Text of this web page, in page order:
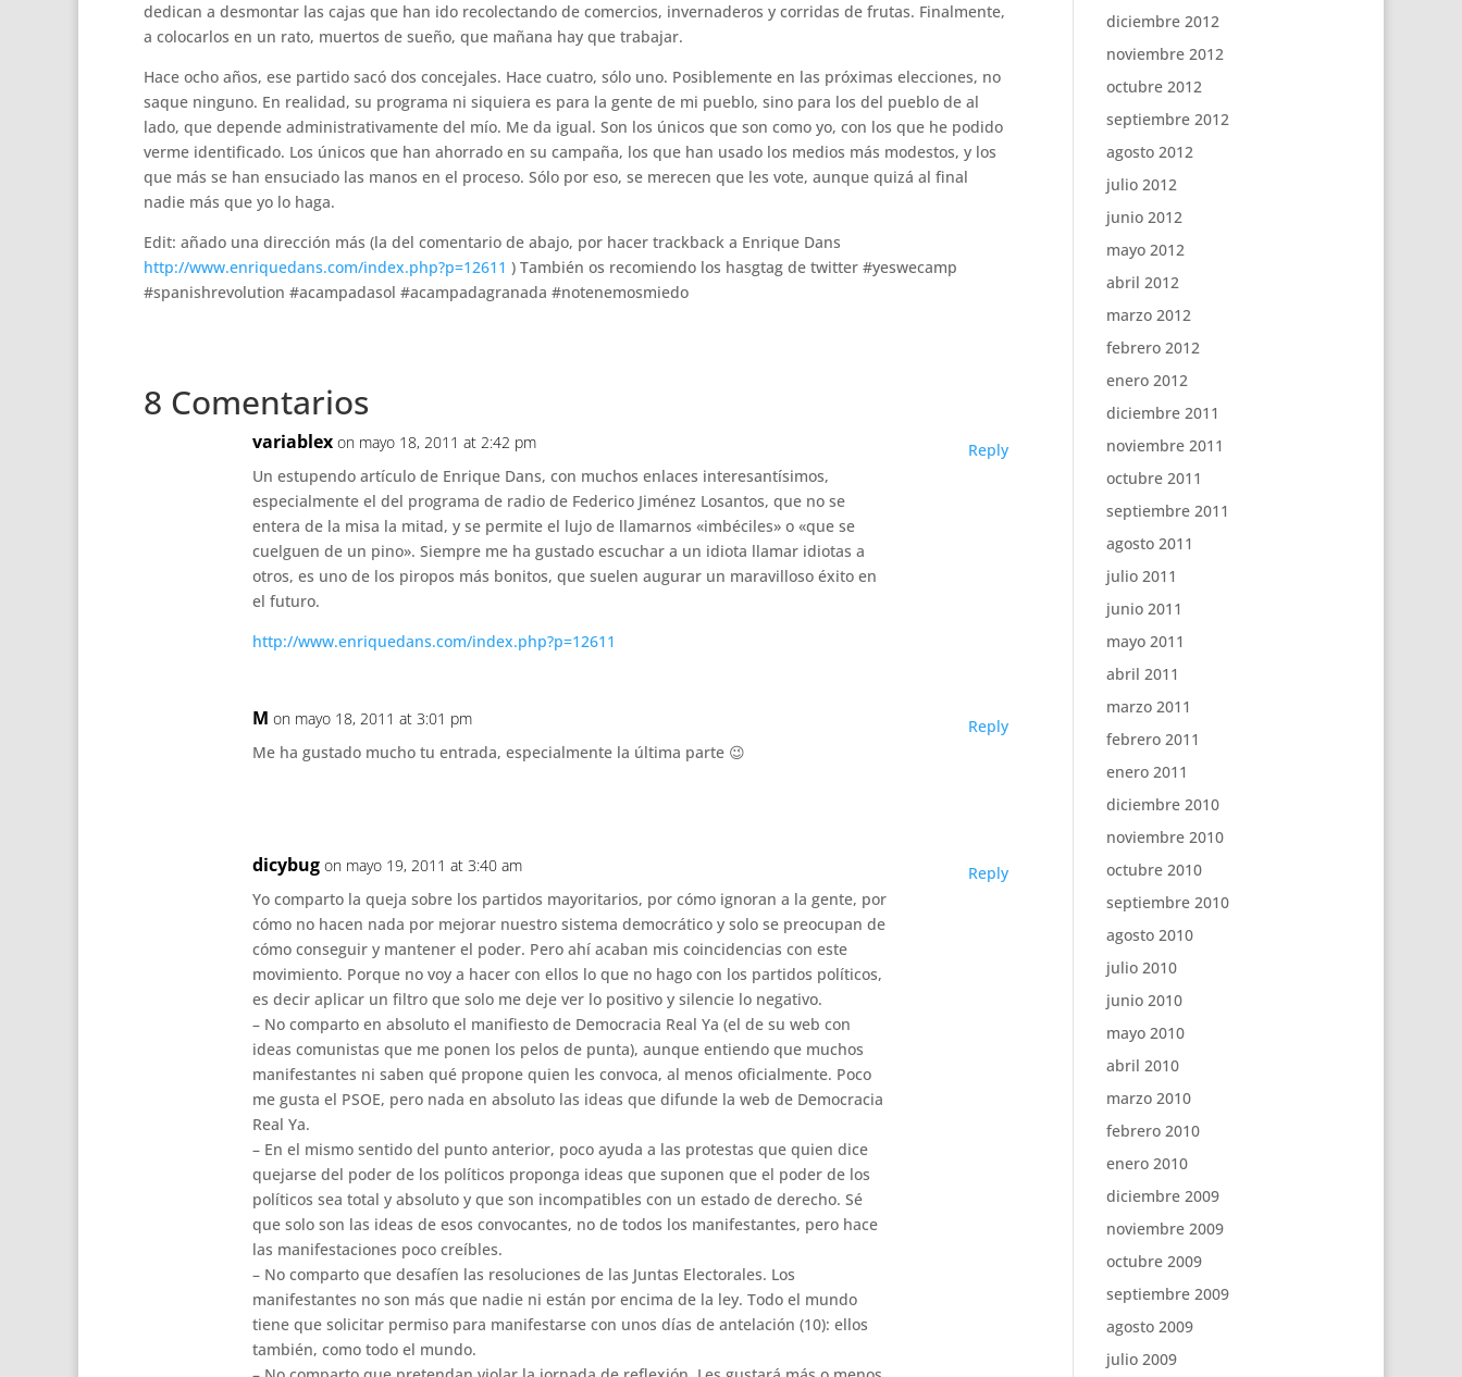
dedican a desmontar las cajas que han ido recolectando de comercios, invernaderos y corridas de frutas. Finalmente,
a colocarlos en un rato, muertos de sueño, que mañana hay que trabajar.
Hace ocho años, ese partido sacó dos concejales. Hace cuatro, sólo uno. Posiblemente en las próximas elecciones, no
saque ninguno. En realidad, su programa ni siquiera es para la gente de mi pueblo, sino para los del pueblo de al
lado, que depende administrativamente del mío. Me da igual. Son los únicos que son como yo, con los que he podido
verme identificado. Los únicos que han ahorrado en su campaña, los que han usado los medios más modestos, y los
que más se han ensuciado las manos en el proceso. Sólo por eso, se merecen que les vote, aunque quizá al final
nadie más que yo lo haga.
Edit: añado una dirección más (la del comentario de abajo, por hacer trackback a Enrique Dans
http://www.enriquedans.com/index.php?p=12611 ) También os recomiendo los hasgtag de twitter #yeswecamp
#spanishrevolution #acampadasol #acampadagranada #notenemosmiedo
8 Comentarios
variablex on mayo 18, 2011 at 2:42 pm
Un estupendo artículo de Enrique Dans, con muchos enlaces interesantísimos,
especialmente el del programa de radio de Federico Jiménez Losantos, que no se
entera de la misa la mitad, y se permite el lujo de llamarnos «imbéciles» o «que se
cuelguen de un pino». Siempre me ha gustado escuchar a un idiota llamar idiotas a
otros, es uno de los piropos más bonitos, que suelen augurar un maravilloso éxito en
el futuro.
http://www.enriquedans.com/index.php?p=12611
Reply
M on mayo 18, 2011 at 3:01 pm
Me ha gustado mucho tu entrada, especialmente la última parte 😉
Reply
dicybug on mayo 19, 2011 at 3:40 am
Yo comparto la queja sobre los partidos mayoritarios, por cómo ignoran a la gente, por
cómo no hacen nada por mejorar nuestro sistema democrático y solo se preocupan de
cómo conseguir y mantener el poder. Pero ahí acaban mis coincidencias con este
movimiento. Porque no voy a hacer con ellos lo que no hago con los partidos políticos,
es decir aplicar un filtro que solo me deje ver lo positivo y silencie lo negativo.
– No comparto en absoluto el manifiesto de Democracia Real Ya (el de su web con
ideas comunistas que me ponen los pelos de punta), aunque entiendo que muchos
manifestantes ni saben qué propone quien les convoca, al menos oficialmente. Poco
me gusta el PSOE, pero nada en absoluto las ideas que difunde la web de Democracia
Real Ya.
– En el mismo sentido del punto anterior, poco ayuda a las protestas que quien dice
quejarse del poder de los políticos proponga ideas que suponen que el poder de los
políticos sea total y absoluto y que son incompatibles con un estado de derecho. Sé
que solo son las ideas de esos convocantes, no de todos los manifestantes, pero hace
las manifestaciones poco creíbles.
– No comparto que desafíen las resoluciones de las Juntas Electorales. Los
manifestantes no son más que nadie ni están por encima de la ley. Todo el mundo
tiene que solicitar permiso para manifestarse con unos días de antelación (10): ellos
también, como todo el mundo.
Reply
diciembre 2012
noviembre 2012
octubre 2012
septiembre 2012
agosto 2012
julio 2012
junio 2012
mayo 2012
abril 2012
marzo 2012
febrero 2012
enero 2012
diciembre 2011
noviembre 2011
octubre 2011
septiembre 2011
agosto 2011
julio 2011
junio 2011
mayo 2011
abril 2011
marzo 2011
febrero 2011
enero 2011
diciembre 2010
noviembre 2010
octubre 2010
septiembre 2010
agosto 2010
julio 2010
junio 2010
mayo 2010
abril 2010
marzo 2010
febrero 2010
enero 2010
diciembre 2009
noviembre 2009
octubre 2009
septiembre 2009
agosto 2009
julio 2009